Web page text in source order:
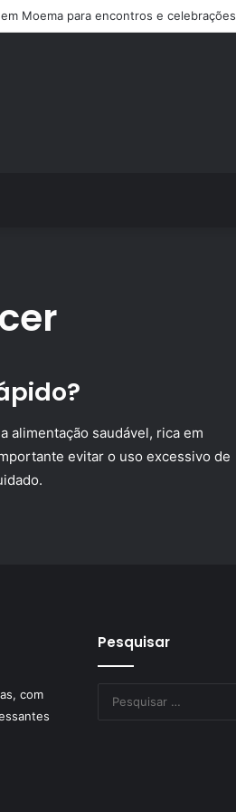
Moema para encontros e celebrações
alimentação saudável, rica em
evitar o uso excessivo de
com
Pesquisar